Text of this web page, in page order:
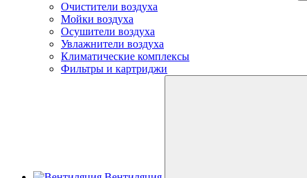
Очистители воздуха
Мойки воздуха
Осушители воздуха
Увлажнители воздуха
Климатические комплексы
Фильтры и картриджи